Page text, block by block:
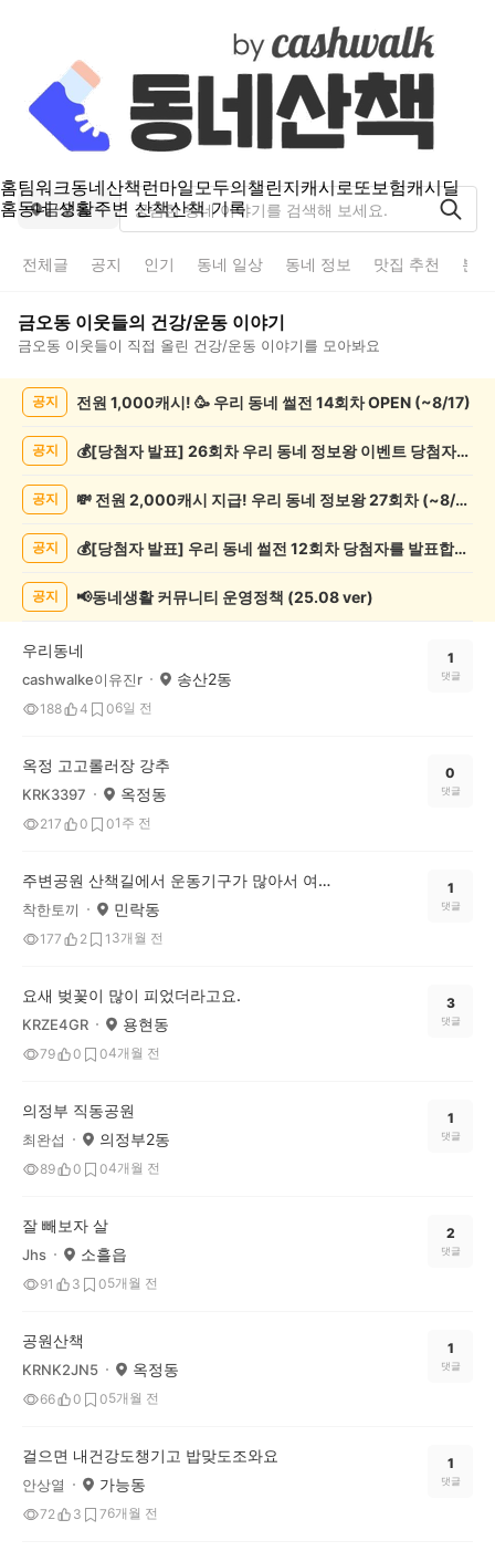
홈팀워크동네산책런마일모두의챌린지캐시로또보험캐시딜
홈동네 생활주변 산책산책 기록
금오동
전체글 공지 인기 동네 일상 동네 정보 맛집 추천 분
금오동 이웃들의 건강/운동 이야기
금오동 이웃들이 직접 올린 건강/운동 이야기를 모아봐요
록
공지 전원 1,000캐시! 🥳 우리 동네 썰전 14회차 OPEN (~8/17)
공지 💰[당첨자 발표] 26회차 우리 동네 정보왕 이벤트 당첨자를 발표합니다!
공지 💸 전원 2,000캐시 지급! 우리 동네 정보왕 27회차 (~8/10)
공지 💰[당첨자 발표] 우리 동네 썰전 12회차 당첨자를 발표합니다!
공지 📢동네생활 커뮤니티 운영정책 (25.08 ver)
우리동네
cashwalke이유진r 송산2동
188 4 06일 전
1
댓글
옥정 고고롤러장 강추
KRK3397 옥정동
217 0 01주 전
0
댓글
주변공원 산책길에서 운동기구가 많아서 여러가지 운동을 가볍게 하고나니 기분도 업되고 몸건강에도 도움이 많이 되는것 같네요~^^
착한토끼 민락동
177 2 1 3개월 전
1
댓글
요새 벚꽃이 많이 피었더라고요.
KRZE4GR 용현동
79 0 04개월 전
3
댓글
의정부 직동공원
최완섭 의정부2동
89 0 04개월 전
1
댓글
잘 빼보자 살
Jhs 소흘읍
91 3 05개월 전
2
댓글
공원산책
KRNK2JN5 옥정동
66 0 05개월 전
1
댓글
걸으면 내건강도챙기고 밥맞도조와요
안상열 가능동
72 3 76개월 전
1
댓글